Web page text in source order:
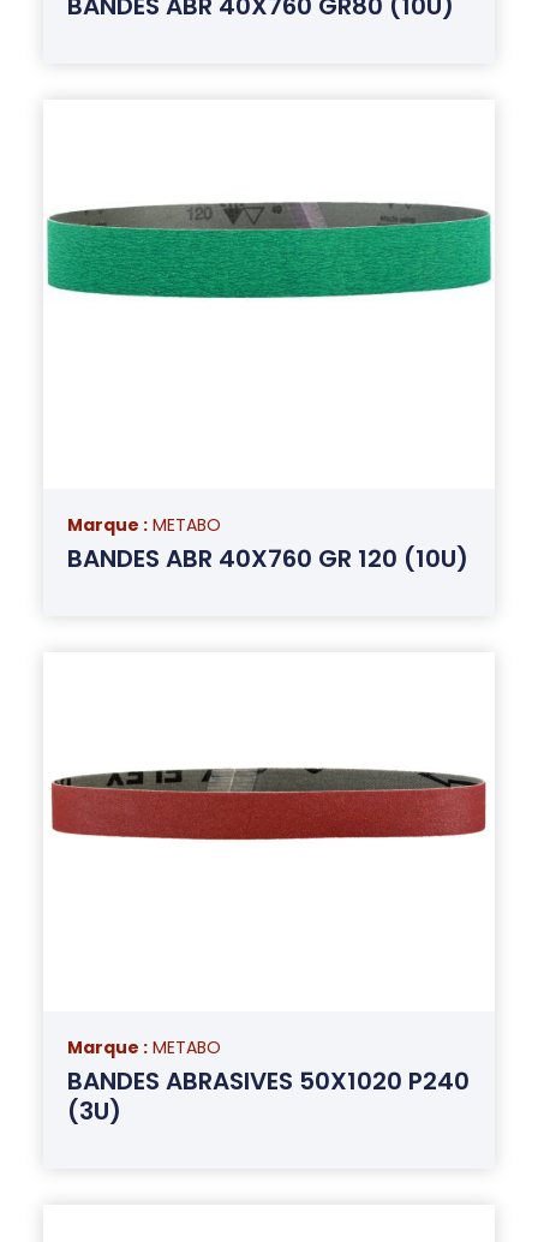
Marque : METABO
BANDES ABR 40X760 GR 120 (10U)
Marque : METABO
BANDES ABRASIVES 50X1020 P240
(3U)